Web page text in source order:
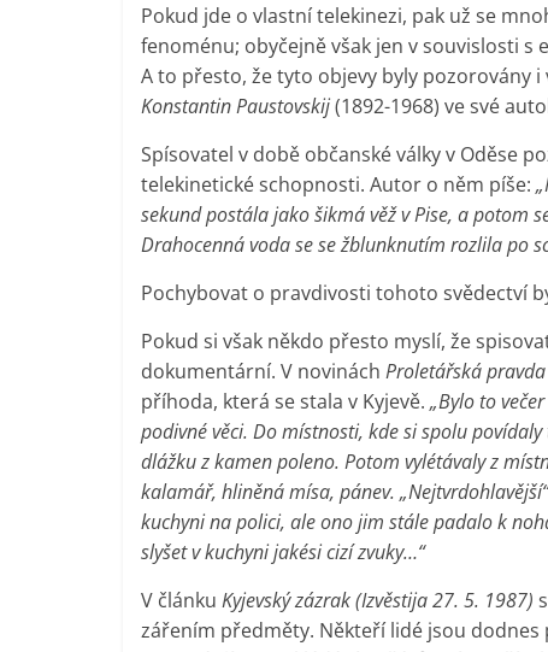
Pokud jde o vlastní telekinezi, pak už se
fenoménu; obyčejně však jen v souvislosti s
A to přesto, že tyto objevy byly pozorovány
Konstantin Paustovskij(1892-1968) ve své
Spísovatel v době občanské války v Oděse
telekinetické schopnosti. Autor o něm píše:
sekund postála jako šikmá věž v Pise, a potom
Drahocenná voda se se žblunknutím rozlila po
Pochybovat o pravdivosti tohoto svědectví
Pokud si však někdo přesto myslí, že
dokumentární. V novinách Proletářská
příhoda, která se stala v Kyjevě. „Bylo to
podivné věci. Do místnosti, kde si spolu
dlážku z kamen poleno. Potom vylétávaly z
kalamář, hliněná mísa, pánev.
kuchyni na polici, ale ono jim stále padalo k
slyšet v kuchyni jakési cizí zvuky…“
V článku Kyjevský zázrak (Izvěstija 27. 5. 1987)
zářením předměty. Někteří lidé jsou